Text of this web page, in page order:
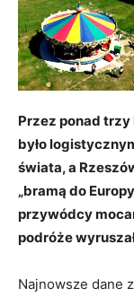
Przez ponad
było
świata, a
„bramą do
przywódcy
podróże
Najnowsze dane